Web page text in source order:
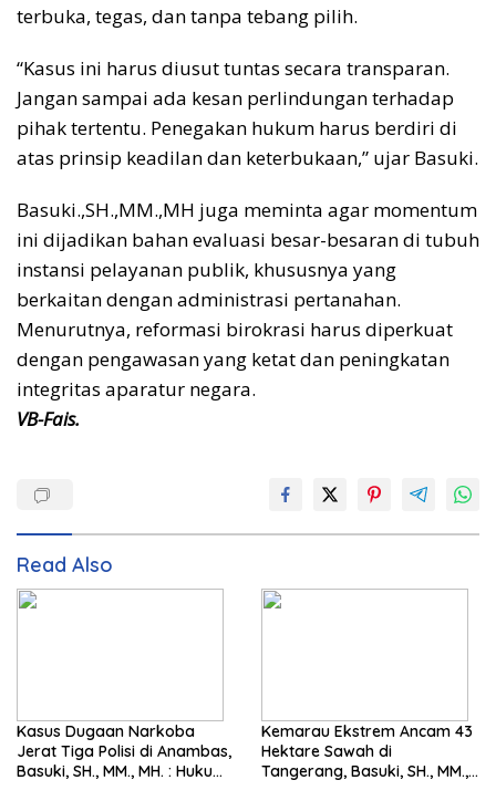
terbuka, tegas, dan tanpa tebang pilih.
“Kasus ini harus diusut tuntas secara transparan.
Jangan sampai ada kesan perlindungan terhadap
pihak tertentu. Penegakan hukum harus berdiri di
atas prinsip keadilan dan keterbukaan,” ujar Basuki.
Basuki.,SH.,MM.,MH juga meminta agar momentum
ini dijadikan bahan evaluasi besar-besaran di tubuh
instansi pelayanan publik, khususnya yang
berkaitan dengan administrasi pertanahan.
Menurutnya, reformasi birokrasi harus diperkuat
dengan pengawasan yang ketat dan peningkatan
integritas aparatur negara.
VB-Fais.
Read Also
Kasus Dugaan Narkoba
Jerat Tiga Polisi di Anambas,
Basuki, SH., MM., MH. : Hukum
Kemarau Ekstrem Ancam 43
Hektare Sawah di
Tangerang, Basuki, SH., MM.,